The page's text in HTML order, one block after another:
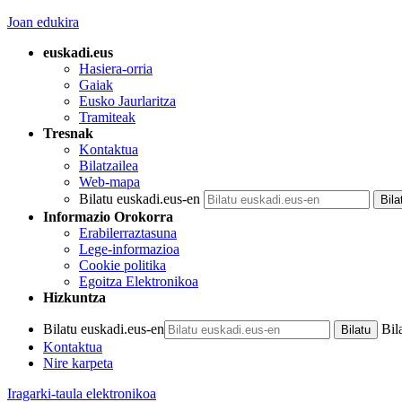
Joan edukira
euskadi.eus
Hasiera-orria
Gaiak
Eusko Jaurlaritza
Tramiteak
Tresnak
Kontaktua
Bilatzailea
Web-mapa
Bilatu euskadi.eus-en
Informazio Orokorra
Erabilerraztasuna
Lege-informazioa
Cookie politika
Egoitza Elektronikoa
Hizkuntza
Bilatu euskadi.eus-en
Kontaktua
Nire karpeta
Iragarki-taula elektronikoa